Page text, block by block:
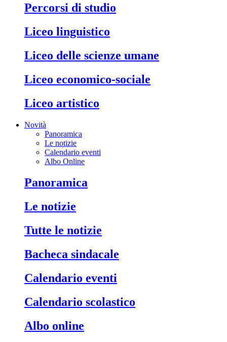
percorsi di studio
liceo linguistico
liceo delle scienze umane
liceo economico-sociale
liceo artistico
Novità
Panoramica
Le notizie
Calendario eventi
Albo Online
panoramica
le notizie
tutte le notizie
bacheca sindacale
calendario eventi
calendario scolastico
albo online